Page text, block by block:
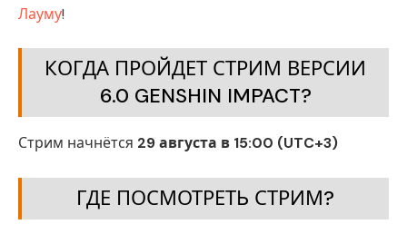
Лауму!
КОГДА ПРОЙДЕТ СТРИМ ВЕРСИИ
6.0 GENSHIN IMPACT?
Стрим начнётся 29 августа в 15:00 (UTC+3)
ГДЕ ПОСМОТРЕТЬ СТРИМ?